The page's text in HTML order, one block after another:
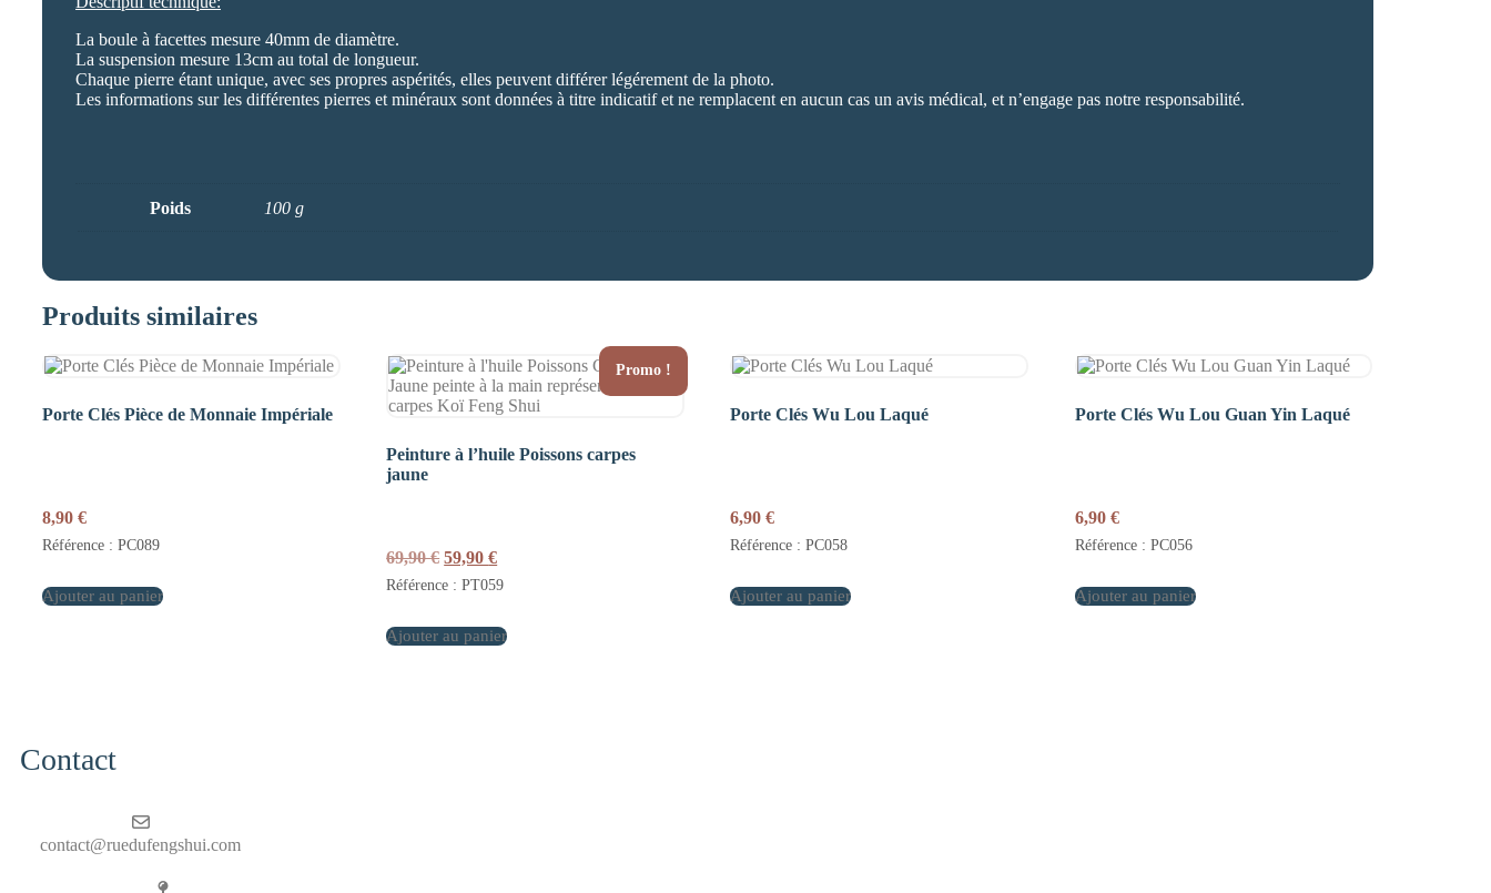
La boule à facettes mesure 40mm de diamètre.
La suspension mesure 13cm au total de longueur.
Chaque pierre étant unique, avec ses propres aspérités, elles peuvent différer légérement de la photo.
Les informations sur les différentes pierres et minéraux sont données à titre indicatif et ne remplacent en aucun cas un avis médical, et n’engage pas notre responsabilité.
Poids 100 g
Produits similaires
Porte Clés Pièce de Monnaie Impériale
8,90 €
Référence : PC089
Ajouter au panier
Promo !
Peinture à l’huile Poissons carpes
jaune
69,90€ Le
prix
initial
69,90 €.
59,90€Le
prix
actuel
59,90 €.
Référence : PT059
Ajouter au panier
Porte Clés Wu Lou Laqué
6,90€
Référence : PC058
Ajouter au panier
Porte Clés Wu Lou Guan Yin Laqué
6,90 €
Référence : PC056
Ajouter au panier
Contact
contact@ruedufengshui.com